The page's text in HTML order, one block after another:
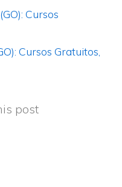
Cursos
Cursos Gratuitos,
post